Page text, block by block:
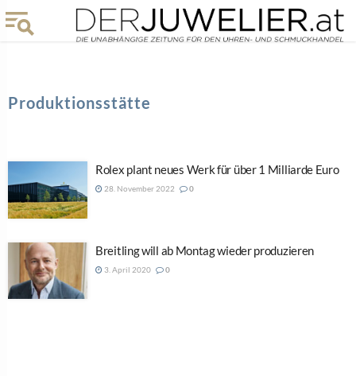
Produktionsstätte
Rolex plant neues Werk für über 1 Milliarde Euro
28. November 2022 0
Breitling will ab Montag wieder produzieren
3. April 2020 0